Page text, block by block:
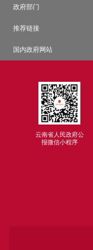
政府部门
推荐链接
国内政府网站
云南省人民政府公
报微信小程序